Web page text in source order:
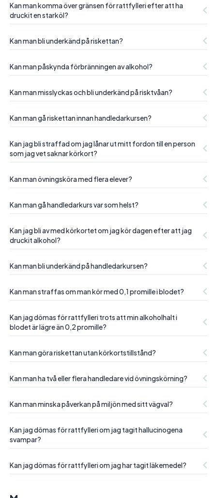
Kan man komma över gränsen för rattfylleri efter att ha
druckit en starköl?
Kan man bli underkänd på riskettan?
Kan man påskynda förbränningen av alkohol?
Kan man misslyckas och bli underkänd på risktvåan?
Kan man gå riskettan innan handledarkursen?
Kan jag bli straffad om jag lånar ut mitt fordon till en person
som jag vet saknar körkort?
Kan man övningsköra med flera elever?
Kan man gå handledarkurs var som helst?
Kan jag bli av med körkortet om jag kör dagen efter att jag
druckit alkohol?
Kan man bli underkänd på handledarkursen?
Kan man straffas om man kör med 0,1 promille i blodet?
Kan jag dömas för rattfylleri trots att min alkoholhalt i
blodet är lägre än 0,2 promille?
Kan man göra riskettan utan körkortstillstånd?
Kan man ha två eller flera handledare vid övningskörning?
Kan man minska påverkan på miljön med sitt vägval?
Kan jag dömas för rattfylleri om jag tagit hallucinogena
svampar?
Kan jag dömas för rattfylleri om jag har tagit läkemedel?